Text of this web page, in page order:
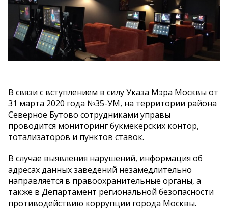
В связи с вступлением в силу Указа Мэра Москвы от
31 марта 2020 года №35-УМ, на территории района
Северное Бутово сотрудниками управы
проводится мониторинг букмекерских контор,
тотализаторов и пунктов ставок.
В случае выявления нарушений, информация об
адресах данных заведений незамедлительно
направляется в правоохранительные органы, а
также в Департамент региональной безопасности
противодействию коррупции города Москвы.